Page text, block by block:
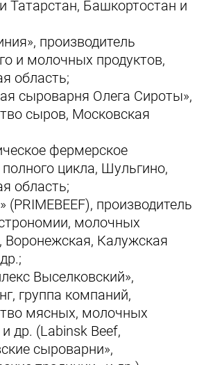
Татарстан, Башкортостан и
производитель
и молочных продуктов,
область;
сыроварня Олега Сироты»,
сыров, Московская
фермерское
цикла, Шульгино,
область;
(PRIMEBEEF), производитель
молочных
Воронежская, Калужская
Выселковский»,
группа компаний,
мясных, молочных
др. (Labinsk Beef,
сыроварни»,